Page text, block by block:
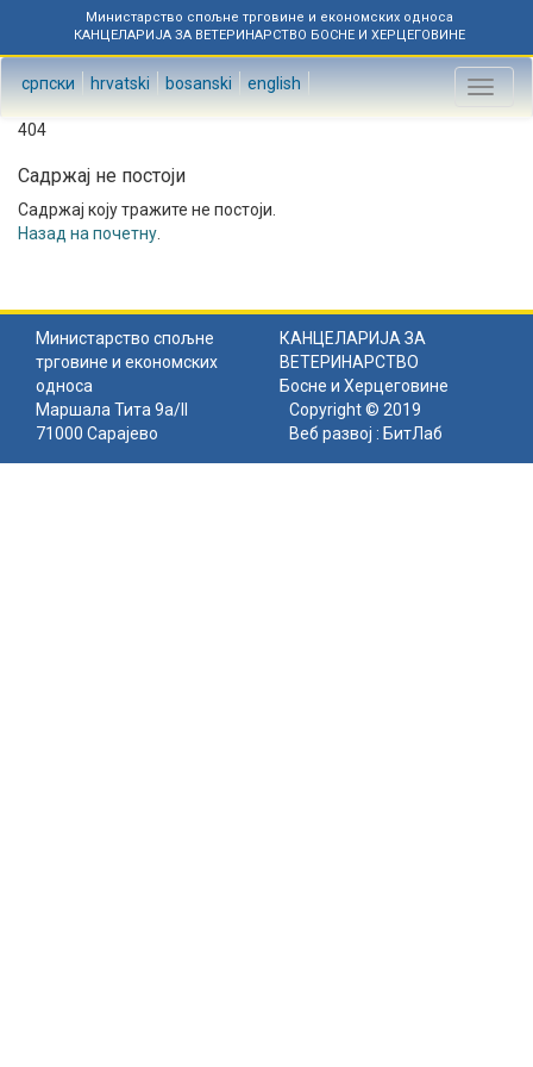
Министарство спољне трговине и економских односа
КАНЦЕЛАРИЈА ЗА ВЕТЕРИНАРСТВО БОСНЕ И ХЕРЦЕГОВИНЕ
српски hrvatski bosanski english
Toggle
404
Садржај не постоји
Садржај коју тражите не постоји.
Назад на почетну
Министарство спољне
трговине и економских
односа
КАНЦЕЛАРИЈА ЗА
ВЕТЕРИНАРСТВО
Босне и Херцеговине
Маршала Тита 9а/II
71000 Сарајево
Copyright © 2019
Веб развој : БитЛаб